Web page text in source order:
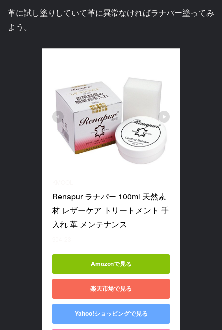
革に試し塗りしていて革に異常なければラナパー塗ってみ
よう。
Renapur ラナパー 100ml 天然素
材 レザーケア トリートメント 手
入れ 革 メンテナンス
Amazonで見る
楽天市場で見る
Yahoo!ショッピングで見る